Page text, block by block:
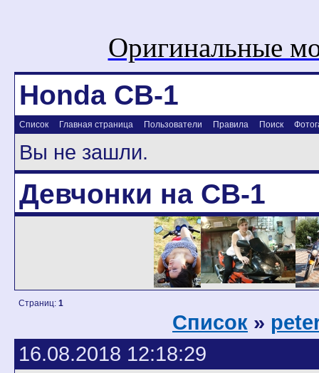
Оригинальные
Honda CB-1
Список Главная страница Пользователи Правила Поиск
Вы не зашли.
Девчонки на CB-1
Страниц: 1
Список »
16.08.2018 12:18:29